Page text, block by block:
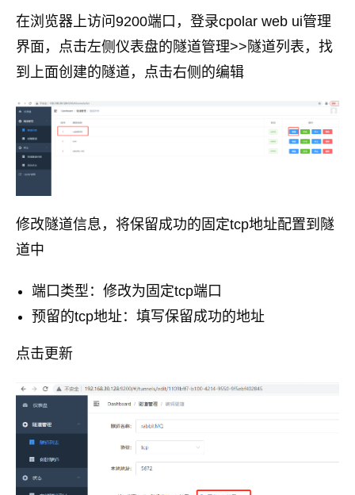
在浏览器上访问9200端口，登录cpolar web ui管理
界面，点击左侧仪表盘的隧道管理>>隧道列表，找
到上面创建的隧道，点击右侧的编辑
修改隧道信息，将保留成功的固定tcp地址配置到隧
道中
端口类型：修改为固定tcp端口
预留的tcp地址：填写保留成功的地址
点击更新